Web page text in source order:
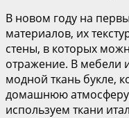
В новом году на
материалов, их
стены, в которых
отражение. В мебели
модной ткань букле,
домашнюю
используем ткани